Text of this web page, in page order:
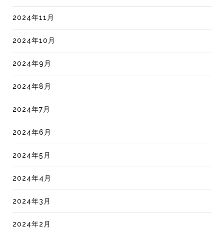
2024年11月
2024年10月
2024年9月
2024年8月
2024年7月
2024年6月
2024年5月
2024年4月
2024年3月
2024年2月